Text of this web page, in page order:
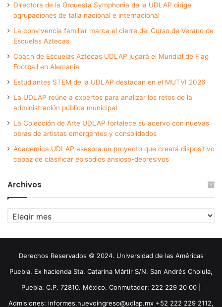
Directora de la Orquesta Symphonia de la UDLAP dirige
agrupaciones de talla nacional e internacional
La convivencia familiar marca el cierre del Curso de Verano de
Escuelas Aztecas
Coach de Escuelas Aztecas UDLAP jugará el Mundial de Flag
Football en Alemania
Estudiantes STEM de la UDLAP destacan en el MUTVI 2026
La UDLAP reúne a expertos para analizar los retos de la
administración pública municipal
La Colección de Arte UDLAP fortalece su acervo con nuevas
obras de artistas emergentes y consolidados
Académica UDLAP asesora un proyecto que creará dispositivo
capaz de clasificar episodios ansioso-depresivos
Archivos
Archivos
Derechos Reservados © 2024. Universidad de las Américas
Puebla. Ex hacienda Sta. Catarina Mártir S/N. San Andrés Cholula,
Puebla. C.P. 72810. México. Conmutador: 222 229 20 00 |
Admisiones: informes.nuevoingreso@udlap.mx +52 222 229 2112,